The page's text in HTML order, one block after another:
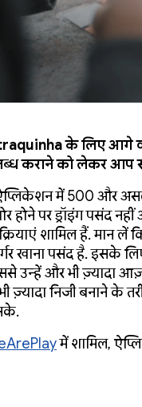
के लिए आगे
कराने को लेकर आप
में 500 और
होने पर ड्रॉइंग पसंद
शामिल हैं. मान लें
खाना पसंद है. इसके
उन्हें और भी ज़्यादा
ज़्यादा निजी बनाने के
में शामिल,